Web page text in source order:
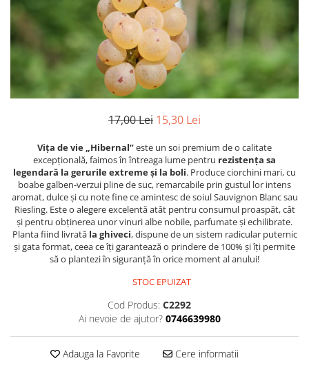
17,00 Lei 15,30 Lei
Vița de vie „Hibernal”este un soi premium de o calitate
excepțională, faimos în întreaga lume pentru rezistența sa
legendară la gerurile extreme și la boli. Produce ciorchini mari, cu
boabe galben-verzui pline de suc, remarcabile prin gustul lor intens
aromat, dulce și cu note fine ce amintesc de soiul Sauvignon Blanc sau
Riesling. Este o alegere excelentă atât pentru consumul proaspăt, cât
și pentru obținerea unor vinuri albe nobile, parfumate și echilibrate.
Planta fiind livrată la ghiveci, dispune de un sistem radicular puternic
și gata format, ceea ce îți garantează o prindere de 100% și îți permite
să o plantezi în siguranță în orice moment al anului!
STOC EPUIZAT
Cod Produs: C2292
Ai nevoie de ajutor? 0746639980
Adauga la Favorite Cere informatii